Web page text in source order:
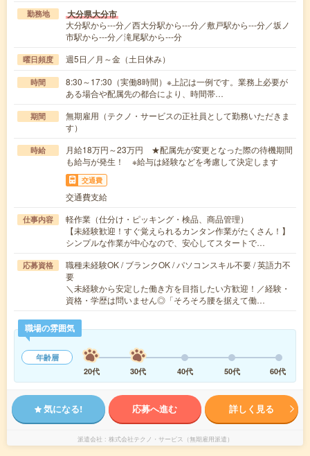
勤務地 大分県大分市
大分駅から---分／西大分駅から---分／敷戸駅から---分／坂ノ
市駅から---分／滝尾駅から---分
曜日頻度 週5日／月～金（土日休み）
時間
8:30～17:30（実働8時間）※上記は一例です。業務上必要が
ある場合や配属先の都合により、時間帯…
期間
無期雇用（テクノ・サービスの正社員として勤務いただきま
す）
時給
月給18万円～23万円 ★配属先が変更となった際の待機期間
も給与が発生！ ※給与は経験などを考慮して決定します
交通費
交通費支給
仕事内容
軽作業（仕分け・ピッキング・検品、商品管理）
【未経験歓迎！すぐ覚えられるカンタン作業がたくさん！】
シンプルな作業が中心なので、安心してスタートで…
応募資格
職種未経験OK / ブランクOK / パソコンスキル不要 / 英語力不
要
＼未経験から安定した働き方を目指したい方歓迎！／経験・
資格・学歴は問いません◎「そろそろ腰を据えて働…
職場の雰囲気
年齢層
20代
30代 40代 50代 60代
気になる! 応募へ進む 詳しく見る
派遣会社 株式会社テクノ・サービス（無期雇用派遣）